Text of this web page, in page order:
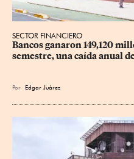
SECTOR FINANCIERO
Bancos ganaron 149,120
semestre, una caída anual
Por Edgar Juárez